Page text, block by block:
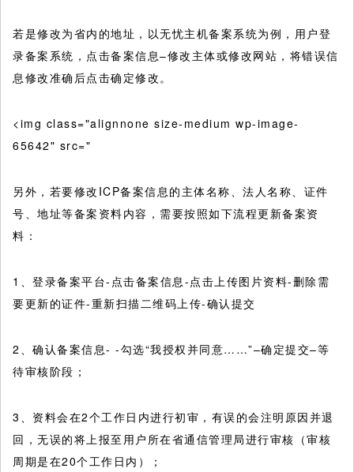
若是修改为省内的地址，以无忧主机备案系统为例，用户登
录备案系统，点击备案信息–修改主体或修改网站，将错误信
息修改准确后点击确定修改。
<img class="alignnone size-medium wp-image-
65642" src="
另外，若要修改ICP备案信息的主体名称、法人名称、证件
号、地址等备案资料内容，需要按照如下流程更新备案资
料：
1、登录备案平台-点击备案信息-点击上传图片资料-删除需
要更新的证件-重新扫描二维码上传-确认提交
2、确认备案信息- -勾选“我授权并同意……”–确定提交–等
待审核阶段；
3、资料会在2个工作日内进行初审，有误的会注明原因并退
回，无误的将上报至用户所在省通信管理局进行审核（审核
周期是在20个工作日内）；